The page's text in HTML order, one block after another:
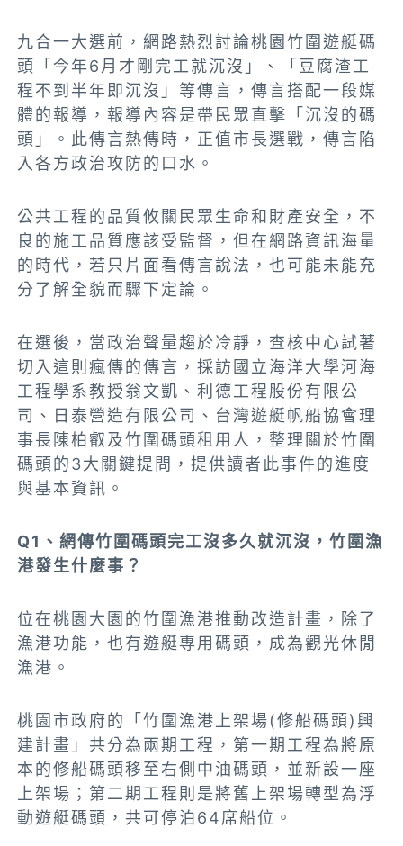
九合一大選前，網路熱烈討論桃園竹圍遊艇碼
頭「今年6月才剛完工就沉沒」、「豆腐渣工
程不到半年即沉沒」等傳言，傳言搭配一段媒
體的報導，報導內容是帶民眾直擊「沉沒的碼
頭」。此傳言熱傳時，正值市長選戰，傳言陷
入各方政治攻防的口水。
公共工程的品質攸關民眾生命和財產安全，不
良的施工品質應該受監督，但在網路資訊海量
的時代，若只片面看傳言說法，也可能未能充
分了解全貌而驟下定論。
在選後，當政治聲量趨於冷靜，查核中心試著
切入這則瘋傳的傳言，採訪國立海洋大學河海
工程學系教授翁文凱、利德工程股份有限公
司、日泰營造有限公司、台灣遊艇帆船協會理
事長陳柏叡及竹圍碼頭租用人，整理關於竹圍
碼頭的3大關鍵提問，提供讀者此事件的進度
與基本資訊。
Q1、網傳竹圍碼頭完工沒多久就沉沒，竹圍漁
港發生什麼事？
位在桃園大園的竹圍漁港推動改造計畫，除了
漁港功能，也有遊艇專用碼頭，成為觀光休閒
漁港。
桃園市政府的「竹圍漁港上架場(修船碼頭)興
建計畫」共分為兩期工程，第一期工程為將原
本的修船碼頭移至右側中油碼頭，並新設一座
上架場；第二期工程則是將舊上架場轉型為浮
動遊艇碼頭，共可停泊64席船位。